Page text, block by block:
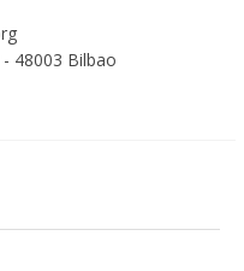
48003 Bilbao